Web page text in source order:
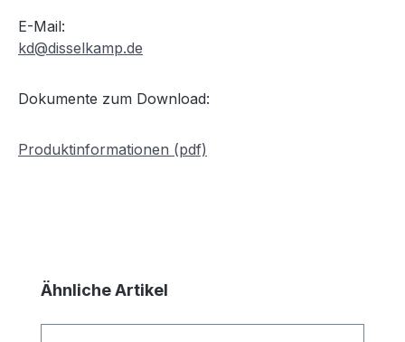
E-Mail:
kd@disselkamp.de
Dokumente zum Download:
Produktinformationen (pdf)
Produktgalerie überspringen
Ähnliche Artikel